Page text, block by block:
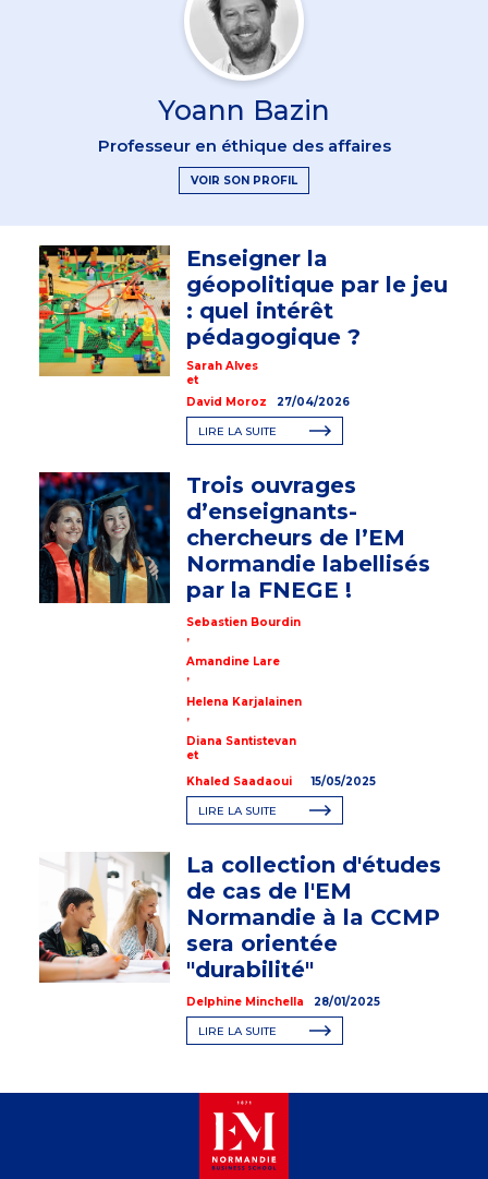
Yoann Bazin
Professeur en éthique des affaires
VOIR SON PROFIL
Enseigner la
géopolitique par le jeu
: quel intérêt
pédagogique ?
Sarah Alves
et
David Moroz
27/04/2026
LIRE LA SUITE
Trois ouvrages
d’enseignants-
chercheurs de l’EM
Normandie labellisés
par la FNEGE !
Sebastien Bourdin
,
Amandine Lare
,
Helena Karjalainen
,
Diana Santistevan
et
Khaled Saadaoui
15/05/2025
LIRE LA SUITE
La collection d'études
de cas de l'EM
Normandie à la CCMP
sera orientée
"durabilité"
Delphine Minchella 28/01/2025
LIRE LA SUITE